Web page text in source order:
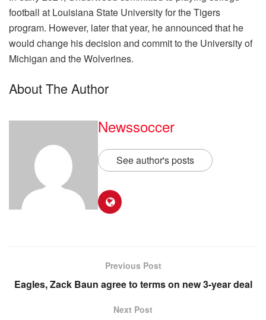
football at Louisiana State University for the Tigers
program. However, later that year, he announced that he
would change his decision and commit to the University of
Michigan and the Wolverines.
About The Author
Newssoccer
See author's posts
Previous Post
Eagles, Zack Baun agree to terms on new 3-year deal
Next Post